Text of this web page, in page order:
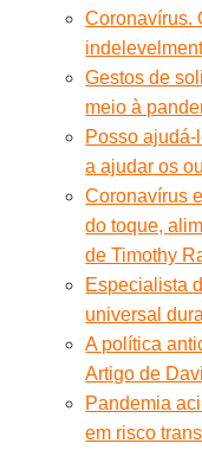
Coronavírus.
Gestos de
meio à
Posso
a ajudar os
Coronavírus
do toque,
de Timothy
Especialista
universal
A política
Artigo de
Pandemia
em risco